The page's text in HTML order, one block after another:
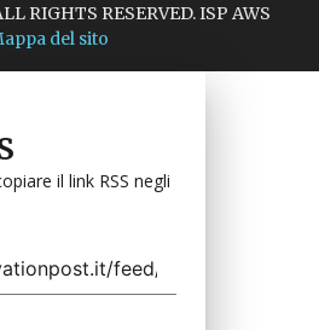
RIGHTS RESERVED. ISP AWS
del sito
il link RSS negli